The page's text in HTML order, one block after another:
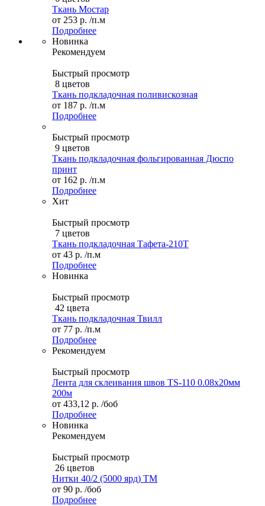
Ткань Мостар
от 253 р. /п.м
Подробнее
Новинка
Рекомендуем
Быстрый просмотр
8 цветов
Ткань подкладочная поливискозная
от 187 р. /п.м
Подробнее
Быстрый просмотр
9 цветов
Ткань подкладочная фольгированная Дюспо
принт
от 162 р. /п.м
Подробнее
Хит
Быстрый просмотр
7 цветов
Ткань подкладочная Тафета-210T
от 43 р. /п.м
Подробнее
Новинка
Быстрый просмотр
42 цвета
Ткань подкладочная Твилл
от 77 р. /п.м
Подробнее
Рекомендуем
Быстрый просмотр
Лента для склеивания швов TS-110 0.08х20мм
200м
от 433,12 р. /боб
Подробнее
Новинка
Рекомендуем
Быстрый просмотр
26 цветов
Нитки 40/2 (5000 ярд) ТМ
от 90 р. /боб
Подробнее